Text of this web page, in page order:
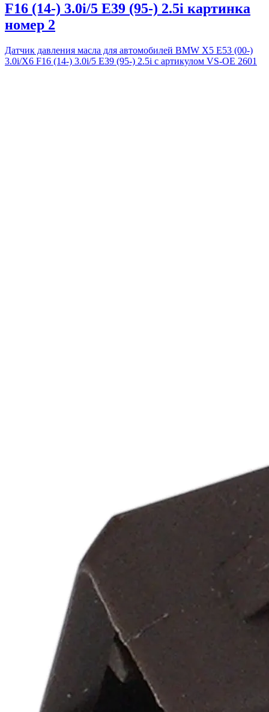
F16 (14-) 3.0i/5 E39 (95-) 2.5i картинка
номер 2
Датчик давления масла для автомобилей BMW X5 E53 (00-)
3.0i/X6 F16 (14-) 3.0i/5 E39 (95-) 2.5i с артикулом VS-OE 2601